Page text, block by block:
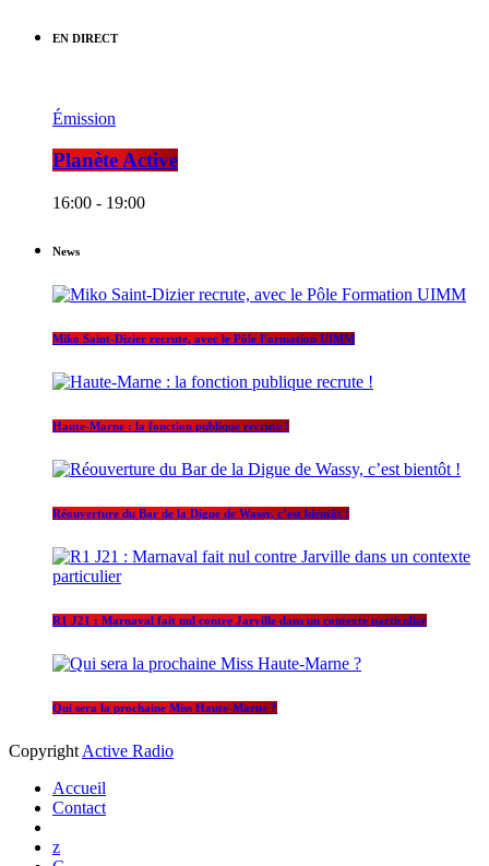
EN DIRECT
Émission
Planète Active
16:00 - 19:00
News
Miko Saint-Dizier recrute, avec le Pôle Formation UIMM
Haute-Marne : la fonction publique recrute !
Réouverture du Bar de la Digue de Wassy, c’est bientôt !
R1 J21 : Marnaval fait nul contre Jarville dans un contexte particulier
Qui sera la prochaine Miss Haute-Marne ?
Copyright Active Radio
Accueil
Contact